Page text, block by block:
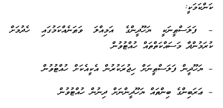
ކަންކަމަކީ:
– ފަލަސްޠީނަކީ ޔަހޫދީންގެ އަމިއްލަ ވަޠަނެއްކަމުގައި ހެދުމަށް
ކުރަމުންދާ މަސައްކަތްތައް ހުއްޓުވުން
– ޔަހޫދީން ފަލަސްޠީނަށް ހިޖުރަކުރުން އެކީއެކަށް ހުއްޓުވުން
– ޢަރަބިންގެ ބިންތައް ޔަހޫދީންނަށް ދިނުން ހުއްޓުވުން